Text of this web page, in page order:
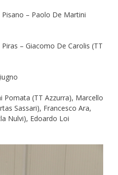
Pisano – Paolo De Martini
Piras – Giacomo De Carolis (TT
Pomata (TT Azzurra), Marcello
Sassari), Francesco Ara,
Nulvi), Edoardo Loi